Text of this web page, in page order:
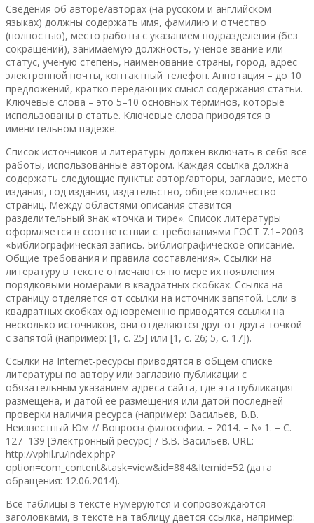
Сведения об авторе/авторах (на русском и английском
языках) должны содержать имя, фамилию и отчество
(полностью), место работы с указанием подразделения (без
сокращений), занимаемую должность, ученое звание или
статус, ученую степень, наименование страны, город, адрес
электронной почты, контактный телефон. Аннотация – до 10
предложений, кратко передающих смысл содержания статьи.
Ключевые слова – это 5–10 основных терминов, которые
использованы в статье. Ключевые слова приводятся в
именительном падеже.
Список источников и литературы должен включать в себя все
работы, использованные автором. Каждая ссылка должна
содержать следующие пункты: автор/авторы, заглавие, место
издания, год издания, издательство, общее количество
страниц. Между областями описания ставится
разделительный знак «точка и тире». Список литературы
оформляется в соответствии с требованиями ГОСТ 7.1–2003
«Библиографическая запись. Библиографическое описание.
Общие требования и правила составления». Ссылки на
литературу в тексте отмечаются по мере их появления
порядковыми номерами в квадратных скобках. Ссылка на
страницу отделяется от ссылки на источник запятой. Если в
квадратных скобках одновременно приводятся ссылки на
несколько источников, они отделяются друг от друга точкой
с запятой (например: [1, с. 25] или [1, с. 26; 5, с. 17]).
Ссылки на Internet-ресурсы приводятся в общем списке
литературы по автору или заглавию публикации с
обязательным указанием адреса сайта, где эта публикация
размещена, и датой ее размещения или датой последней
проверки наличия ресурса (например: Васильев, В.В.
Неизвестный Юм // Вопросы философии. – 2014. – № 1. – С.
127–139 [Электронный ресурс] / В.В. Васильев. URL:
http://vphil.ru/index.php?
option=com_content&task=view&id=884&Itemid=52 (дата
обращения: 12.06.2014).
Все таблицы в тексте нумеруются и сопровождаются
заголовками, в тексте на таблицу дается ссылка, например: